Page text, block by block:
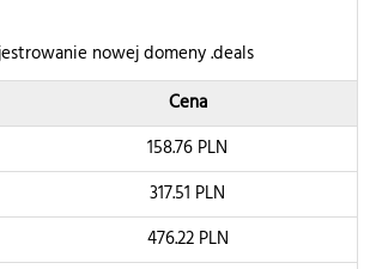
nowej domeny .deals
Cena
158.76 PLN
317.51 PLN
476.22PLN